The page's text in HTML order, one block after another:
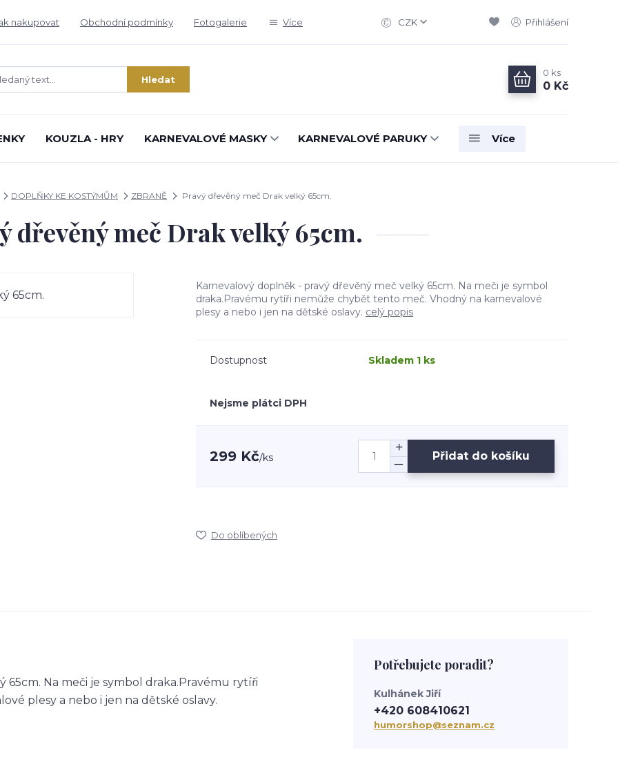
nakupovat Obchodní podmínky Fotogalerie Více CZK Přihlášení
Hledat
0 ks
0 Kč
KOUZLA - HRY KARNEVALOVÉ MASKY KARNEVALOVÉ PARUKY Více
DOPLŇKY KE KOSTÝMŮM ZBRANĚ Pravý dřevěný meč Drak velký 65cm.
dřevěný meč Drak velký 65cm.
Karnevalový doplněk - pravý dřevěný meč velký 65cm. Na meči je symbol
draka.Pravému rytíři nemůže chybět tento meč. Vhodný na karnevalové
plesy a nebo i jen na dětské oslavy. celý popis
Dostupnost Skladem 1 ks
Nejsme plátci DPH
299 Kč/ks Přidat do košíku
Do oblíbených
Na meči je symbol draka.Pravému rytíři
plesy a nebo i jen na dětské oslavy.
Potřebujete poradit?
Kulhánek Jiří
+420 608410621
humorshop@seznam.cz